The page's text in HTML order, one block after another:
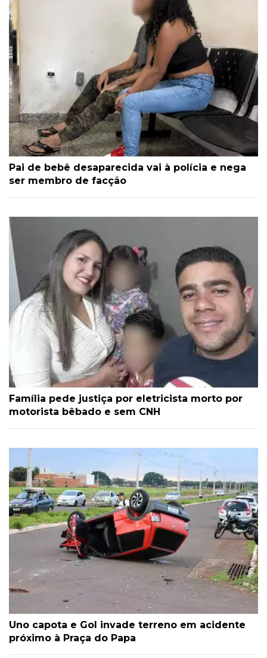
Pai de bebê desaparecida vai à polícia e nega
ser membro de facção
Família pede justiça por eletricista morto por
motorista bêbado e sem CNH
Uno capota e Gol invade terreno em acidente
próximo à Praça do Papa